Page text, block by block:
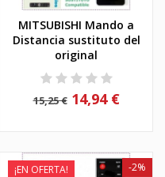
MITSUBISHI Mando a
Distancia sustituto del
original
15,25 € 14,94 €
¡EN OFERTA! -2%